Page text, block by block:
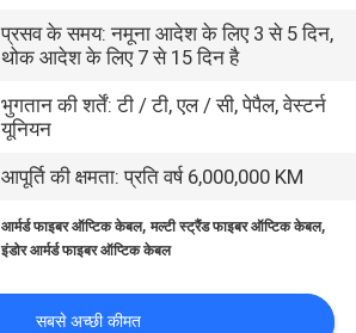
प्रसव के समय: नमूना आदेश के लिए 3 से 5 दिन,
थोक आदेश के लिए 7 से 15 दिन है
भुगतान की शर्तें: टी / टी, एल / सी, पेपैल, वेस्टर्न
यूनियन
आपूर्ति की क्षमता: प्रति वर्ष 6,000,000 KM
आर्मर्ड फाइबर ऑप्टिक केबल,मल्टी स्ट्रैंड फाइबर ऑप्टिक केबल,
इंडोर आर्मर्ड फाइबर ऑप्टिक केबल
सबसे अच्छी कीमत